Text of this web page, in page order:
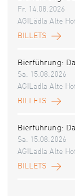
Fr. 14.08.2026
AGILädla Alte
BILLETS
Bierführung:
Sa. 15.08.2026
AGILädla Alte
BILLETS
Bierführung:
Sa. 15.08.2026
AGILädla Alte
BILLETS